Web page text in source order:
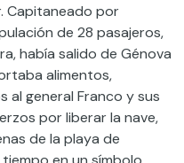
. Capitaneado por
de 28 pasajeros,
había salido de Génova
alimentos,
al general Franco y sus
por liberar la nave,
de la playa de